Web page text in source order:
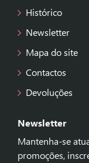
Histórico
Newsletter
Mapa do site
Contactos
Devoluções
Newsletter
Mantenha-se
promoções,